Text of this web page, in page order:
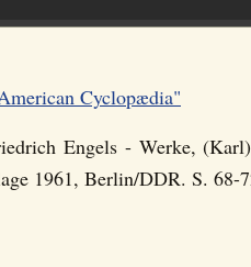
Cyclopædia"
Engels - Werke,
1961, Berlin/DDR. S. 68-